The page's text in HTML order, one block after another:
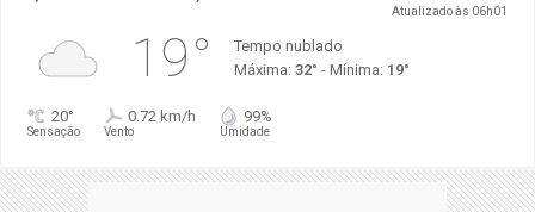
Atualizado às 06h01
19°
Tempo nublado
Máxima: 32° - Mínima: 19°
20°
Sensação
0.72 km/h
Vento
99%
Umidade